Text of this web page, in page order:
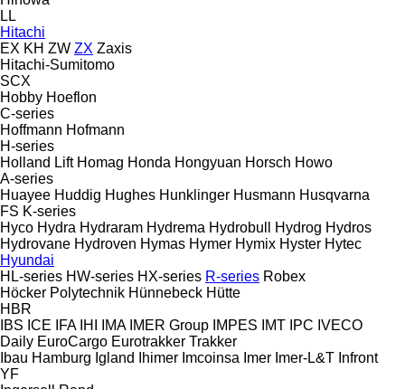
LL
Hitachi
EX KH ZW ZX Zaxis
Hitachi-Sumitomo
SCX
Hobby Hoeflon
C-series
Hoffmann Hofmann
H-series
Holland Lift Homag Honda Hongyuan Horsch Howo
A-series
Huayee Huddig Hughes Hunklinger Husmann Husqvarna
FS K-series
Hyco Hydra Hydraram Hydrema Hydrobull Hydrog Hydros
Hydrovane Hydroven Hymas Hymer Hymix Hyster Hytec
Hyundai
HL-series HW-series HX-series R-series Robex
Höcker Polytechnik Hünnebeck Hütte
HBR
IBS ICE IFA IHI IMA IMER Group IMPES IMT IPC IVECO
Daily EuroCargo Eurotrakker Trakker
Ibau Hamburg Igland Ihimer Imcoinsa Imer Imer-L&T Infront
YF